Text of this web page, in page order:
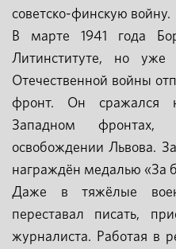
советско-финскую войну.
В марте 1941 года
Литинституте, но
Отечественной войны
фронт. Он сражался
Западном
освобождении Львова.
награждён медалью «За
Даже в тяжёлые
переставал писать,
журналиста. Работая в